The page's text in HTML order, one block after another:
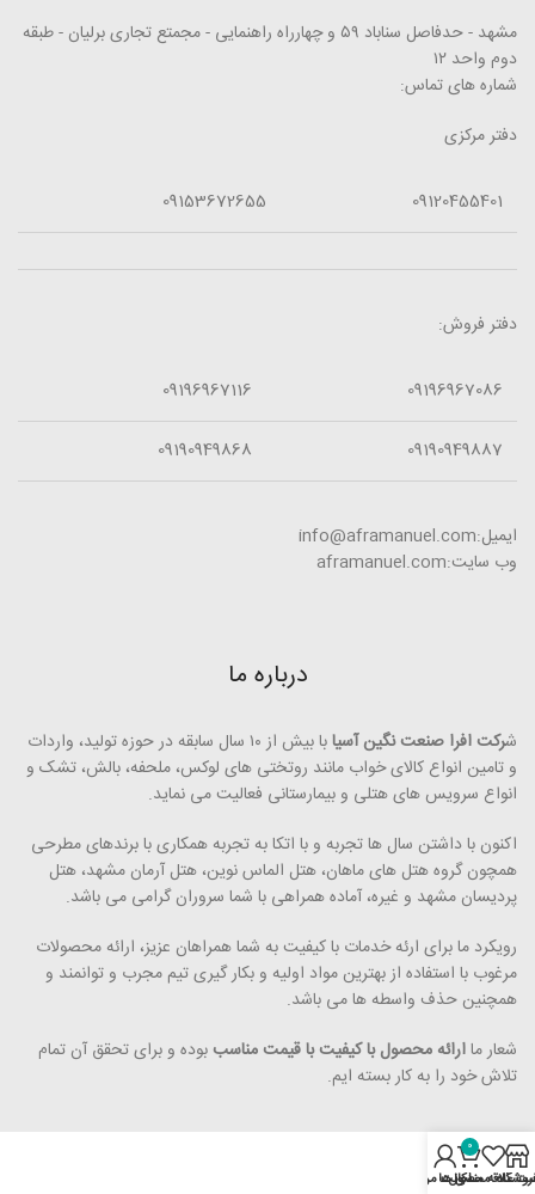
مشهد - حدفاصل سناباد ۵۹ و چهارراه راهنمایی - مجمتع تجاری برلیان - طبقه
دوم واحد ۱۲
شماره های تماس:
دفتر مرکزی
09120455401
09153672655
دفتر فروش:
09196967086
09196967116
09190949887
09190949868
ایمیل:info@aframanuel.com
وب سایت:aframanuel.com
درباره ما
شرکت افرا صنعت نگین آسیا
با بیش از ۱۰ سال سابقه در حوزه تولید، واردات
و تامین انواع کالای خواب مانند روتختی­ های لوکس، ملحفه، بالش، تشک و
انواع سرویس های هتلی و بیمارستانی فعالیت می ­نماید.
اکنون با داشتن سال ها تجربه و با اتکا به تجربه همکاری با برندهای مطرحی
همچون گروه هتل­ های ماهان، هتل الماس نوین، هتل آرمان مشهد، هتل
پردیسان مشهد و غیره، آماده همراهی با شما سروران گرامی می ­باشد.
رویکرد ما برای ارئه خدمات با کیفیت به شما همراهان عزیز، ارائه محصولات
مرغوب با استفاده از بهترین مواد اولیه و بکار گیری تیم مجرب و توانمند و
همچنین حذف واسطه ­ها می ­­باشد.
شعار ماارائه محصول با کیفیت با قیمت مناسببوده و برای تحقق آن تمام
تلاش خود را به کار بسته ­ایم.
علاقه مندی ها
0
محصولاکانت من